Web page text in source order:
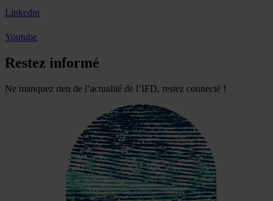
Linkedin
Youtube
Restez informé
Ne manquez rien de l’actualité de l’IFD, restez connecté !